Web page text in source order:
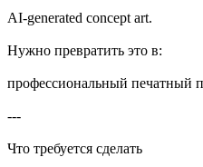
AI-generated concept art.
Нужно превратить это в:
профессиональный печатный
---
Что требуется сделать